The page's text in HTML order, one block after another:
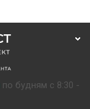
по будням с 8:30 -